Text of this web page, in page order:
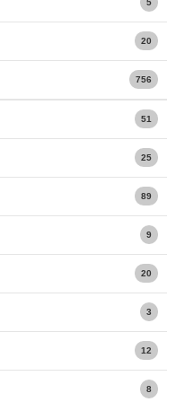
5
20
756
51
25
89
9
20
3
12
8